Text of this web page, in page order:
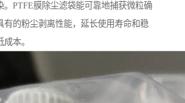
。PTFE膜除尘滤袋能可靠地捕获微粒确
有的粉尘剥离性能，延长使用寿命和稳
本。